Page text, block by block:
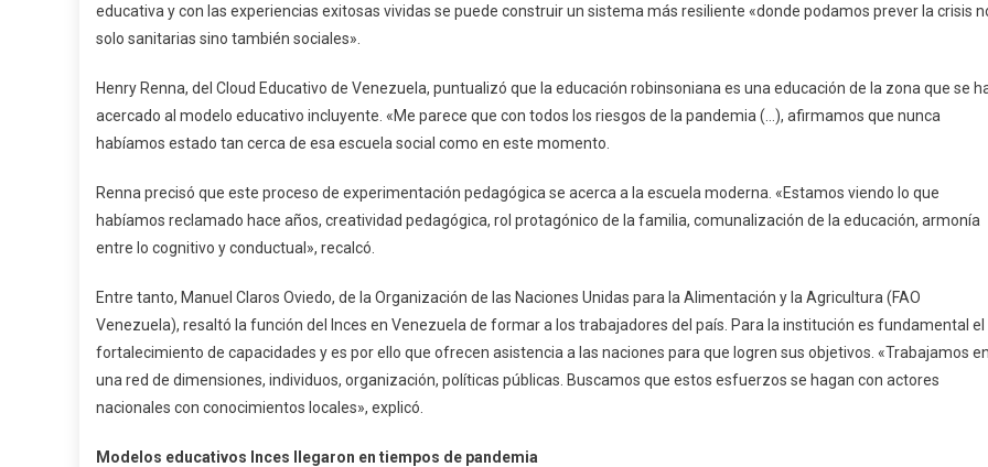
educativa y con las experiencias exitosas vividas se puede construir un sistema más resiliente «donde podamos prever la crisis
solo sanitarias sino también sociales».
Henry Renna, del Cloud Educativo de Venezuela, puntualizó que la educación robinsoniana es una educación de la zona que se
acercado al modelo educativo incluyente. «Me parece que con todos los riesgos de la pandemia (…), afirmamos que nunca
habíamos estado tan cerca de esa escuela social como en este momento.
Renna precisó que este proceso de experimentación pedagógica se acerca a la escuela moderna. «Estamos viendo lo que
habíamos reclamado hace años, creatividad pedagógica, rol protagónico de la familia, comunalización de la educación, armonía
entre lo cognitivo y conductual», recalcó.
Entre tanto, Manuel Claros Oviedo, de la Organización de las Naciones Unidas para la Alimentación y la Agricultura (FAO
Venezuela), resaltó la función del Inces en Venezuela de formar a los trabajadores del país. Para la institución es fundamental el
fortalecimiento de capacidades y es por ello que ofrecen asistencia a las naciones para que logren sus objetivos. «Trabajamos
una red de dimensiones, individuos, organización, políticas públicas. Buscamos que estos esfuerzos se hagan con actores
nacionales con conocimientos locales», explicó.
Modelos educativos Inces llegaron en tiempos de pandemia